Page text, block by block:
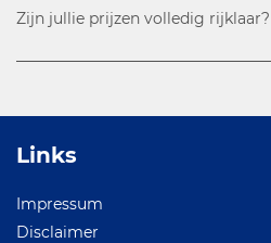
Zijn jullie prijzen volledig rijklaar?
Links
Impressum
Disclaimer